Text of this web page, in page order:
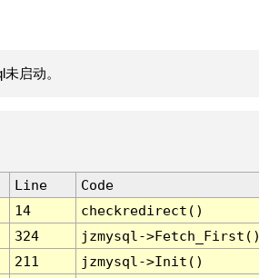
启动。
Line
Code
14
checkredirect()
324
jzmysql-
211
jzmysql->Init()